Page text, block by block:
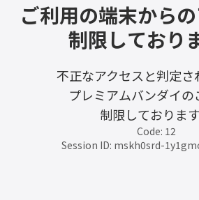
ご利用の端末から
制限しており
不正なアクセスと判定さ
プレミアムバンダイの
制限しております
Code: 12
Session ID: mskh0srd-